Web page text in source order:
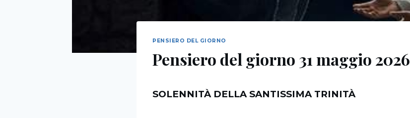
PENSIERO DEL GIORNO
Pensiero del giorno 31 maggio 2026
SOLENNITÀ DELLA SANTISSIMA TRINITÀ